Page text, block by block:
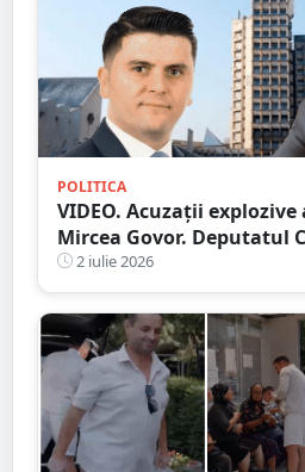
POLITICA
VIDEO. Acuzații
Mircea Govor. Deputatul
primar, acuzați de afaceri
ilegale
2 iulie 2026